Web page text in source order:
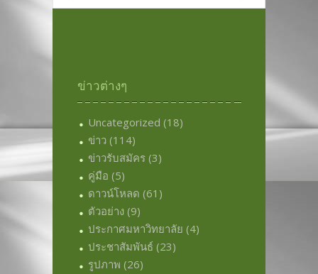
ข่าวต่างๆ
Uncategorized (18)
ข่าว (114)
ข่าวรับสมัคร (3)
คู่มือ (5)
ดาวน์โหลด (61)
ตัวอย่าง (9)
ประกาศมหาวิทยาลัย (4)
ประชาสัมพันธ์ (23)
รูปภาพ (26)